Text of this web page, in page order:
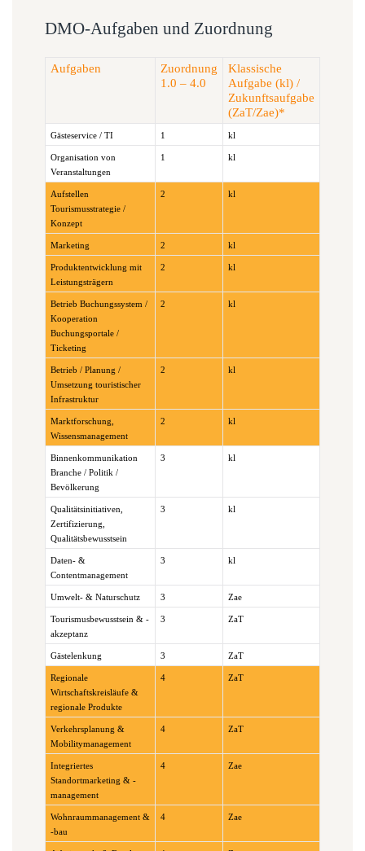
DMO-Aufgaben und Zuordnung
Aufgaben
Zuordnung
1.0 – 4.0
Klassische
Aufgabe (kl) /
Zukunftsaufgabe
(ZaT/Zae)*
Gästeservice / TI 1 kl
Organisation von
Veranstaltungen
1 kl
Aufstellen
Tourismusstrategie /
Konzept
2 kl
Marketing 2 kl
Produktentwicklung mit
Leistungsträgern
2 kl
Betrieb Buchungssystem /
Kooperation
Buchungsportale /
Ticketing
2 kl
Betrieb / Planung /
Umsetzung touristischer
Infrastruktur
2 kl
Marktforschung,
Wissensmanagement
2 kl
Binnenkommunikation
Branche / Politik /
Bevölkerung
3 kl
Qualitätsinitiativen,
Zertifizierung,
Qualitätsbewusstsein
3 kl
Daten- &
Contentmanagement
3 kl
Umwelt- & Naturschutz 3 Zae
Tourismusbewusstsein & -
akzeptanz
3 ZaT
Gästelenkung 3 ZaT
Regionale
Wirtschaftskreisläufe &
regionale Produkte
4 ZaT
Verkehrsplanung &
Mobilitymanagement
4 ZaT
Integriertes
Standortmarketing & -
management
4 Zae
Wohnraummanagement &
-bau
4 Zae